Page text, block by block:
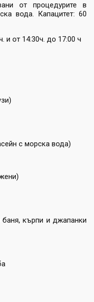
от процедурите в
вода. Капацитет: 60
и от 14:30ч. до 17:00 ч
с морска вода)
баня, кърпи и джапанки